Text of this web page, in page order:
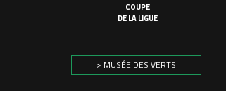
COUPE
DE LA LIGUE
> MUSÉE DES VERTS